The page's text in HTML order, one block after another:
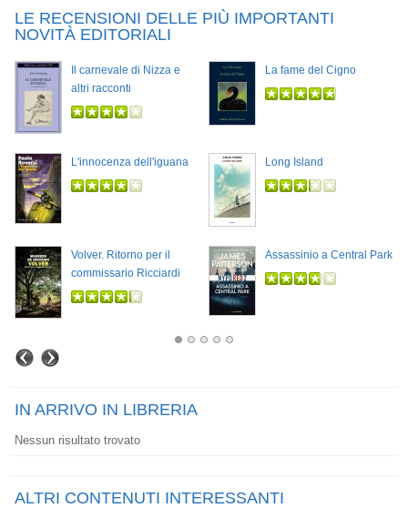
LE RECENSIONI DELLE PIÙ IMPORTANTI
NOVITÀ EDITORIALI
Il carnevale di Nizza e
altri racconti
La fame del Cigno
L'innocenza dell'iguana Long Island
Volver. Ritorno per il
commissario Ricciardi
Assassinio a Central Park
IN ARRIVO IN LIBRERIA
Nessun risultato trovato
ALTRI CONTENUTI INTERESSANTI